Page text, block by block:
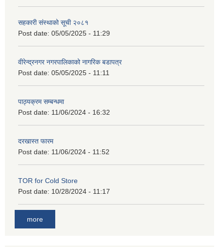
सहकारी संस्थाको सूची २०८१
Post date: 05/05/2025 - 11:29
वीरेन्द्रनगर नगरपालिकाको नागरिक बडापत्र
Post date: 05/05/2025 - 11:11
पाठ्यक्रम सम्बन्धमा
Post date: 11/06/2024 - 16:32
दरखास्त फारम
Post date: 11/06/2024 - 11:52
TOR for Cold Store
Post date: 10/28/2024 - 11:17
more